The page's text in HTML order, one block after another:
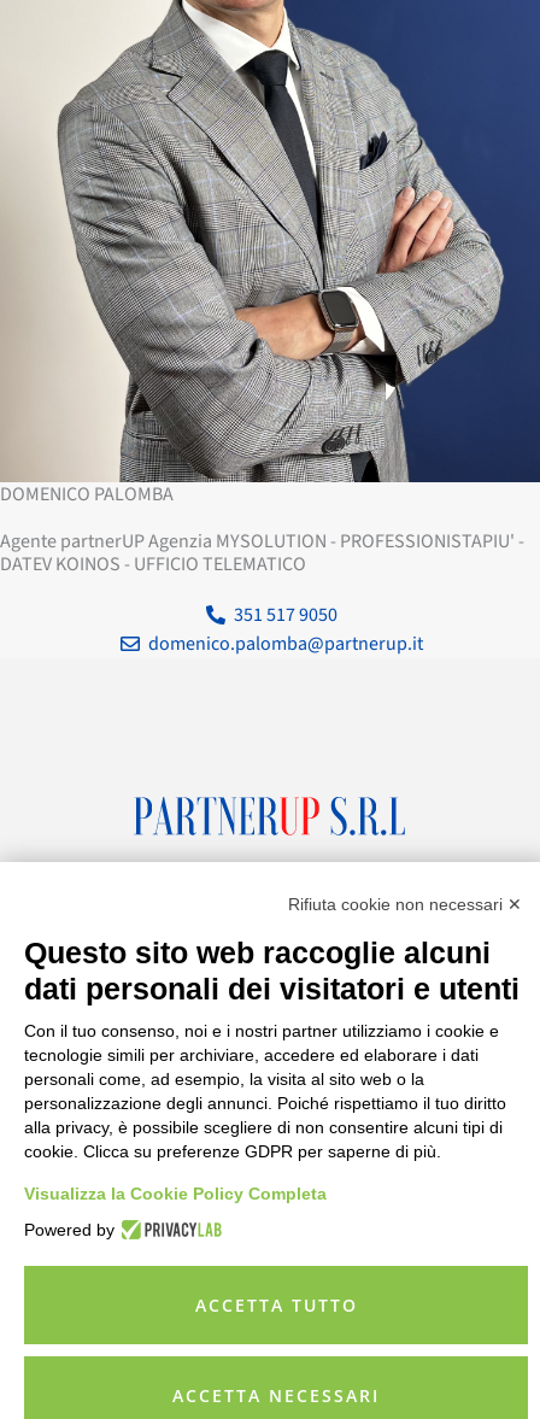
DOMENICO PALOMBA
Agente partnerUP Agenzia MYSOLUTION - PROFESSIONISTAPIU' -
DATEV KOINOS - UFFICIO TELEMATICO
351 517 9050
domenico.palomba@partnerup.it
Via XXVI Aprile 97, 25021 - Bagnolo Mella (BS)
030 138 72817
info@partnerup.it
Copyright © 2026 partnerUP - Soluzioni per Professionisti e
Imprese srl |Via XXVI Aprile 97, 25021, Bagnolo Mella (BS) - P.IVA:
03789990987 - REA - PEC - C.Soc.
Privacy Policy -Cookie Policy
Rifiuta cookie non necessari ✕
Questo sito web raccoglie alcuni
dati personali dei visitatori e utenti
Con il tuo consenso, noi e i nostri partner utilizziamo i cookie e
tecnologie simili per archiviare, accedere ed elaborare i dati
personali come, ad esempio, la visita al sito web o la
personalizzazione degli annunci. Poiché rispettiamo il tuo diritto
alla privacy, è possibile scegliere di non consentire alcuni tipi di
cookie. Clicca su preferenze GDPR per saperne di più.
Visualizza la Cookie Policy Completa
Powered by
ACCETTA TUTTO
ACCETTA NECESSARI